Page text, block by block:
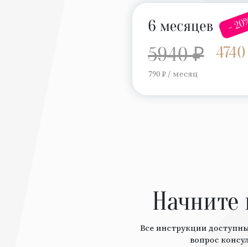
6 месяцев -
5940 ₽
790 ₽ / месяц
Начните
Все инструкции
вопрос